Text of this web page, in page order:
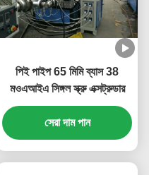
পিই পাইপ 65 মিমি ব্যাস 38
মওএআইএ সিঙ্গল স্ক্রু এক্সট্রুডার
সেরা দাম পান